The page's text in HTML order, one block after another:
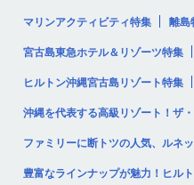
マリンアクティビティ特集 離島
宮古島東急ホテル＆リゾーツ特集
ヒルトン沖縄宮古島リゾート特集
沖縄を代表する高級リゾート！ザ
ファミリーに断トツの人気、ルネ
豊富なラインナップが魅力！ヒル